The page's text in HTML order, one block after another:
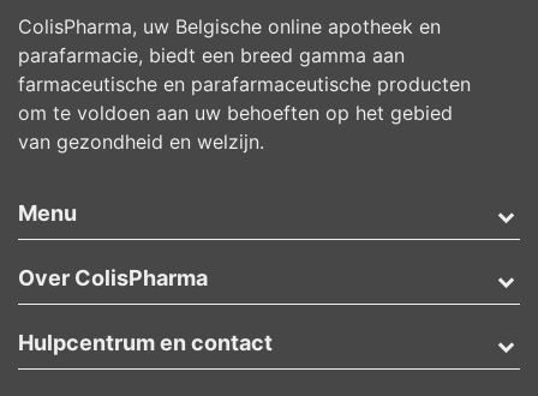
ColisPharma, uw Belgische online apotheek en
parafarmacie, biedt een breed gamma aan
farmaceutische en parafarmaceutische producten
om te voldoen aan uw behoeften op het gebied
van gezondheid en welzijn.
Menu
Over ColisPharma
Hulpcentrum en contact